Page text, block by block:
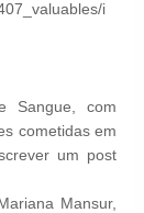
Sangue, com
cometidas em
um post
Mansur,